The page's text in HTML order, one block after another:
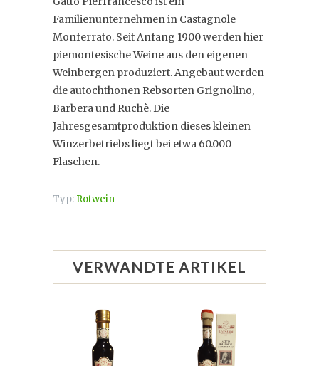
Familienunternehmen in Castagnole
Monferrato. Seit Anfang 1900 werden hier
piemontesische Weine aus den eigenen
Weinbergen produziert. Angebaut werden
die autochthonen Rebsorten Grignolino,
Barbera und Ruchè. Die
Jahresgesamtproduktion dieses kleinen
Winzerbetriebs liegt bei etwa 60.000
Flaschen.
Typ: Rotwein
VERWANDTE ARTIKEL